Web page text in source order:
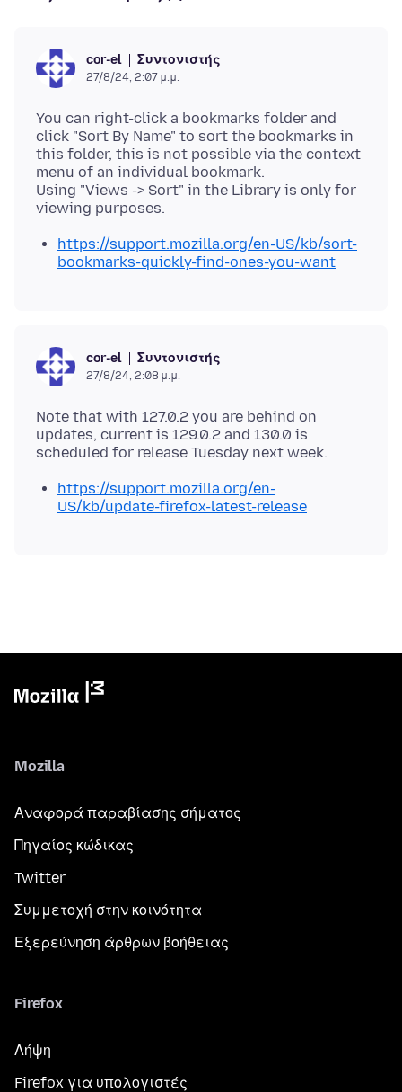
cor-el Συντονιστής
27/8/24, 2:07 μ.μ.
You can right-click a bookmarks folder and
click "Sort By Name" to sort the bookmarks in
this folder, this is not possible via the context
menu of an individual bookmark.
Using "Views -> Sort" in the Library is only for
https://support.mozilla.org/en-US/kb/sort-
bookmarks-quickly-find-ones-you-want
cor-el Συντονιστής
27/8/24, 2:08 μ.μ.
Note that with 127.0.2 you are behind on
updates, current is 129.0.2 and 130.0 is
https://support.mozilla.org/en-
US/kb/update-firefox-latest-release
Mozilla
Αναφορά παραβίασης σήματος
Πηγαίος κώδικας
Twitter
Συμμετοχή στην κοινότητα
Εξερεύνηση άρθρων βοήθειας
Firefox
Λήψη
Firefox για υπολογιστές